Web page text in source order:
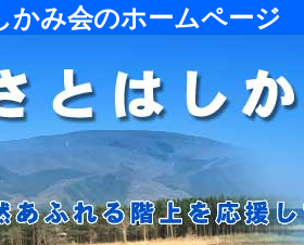
かみ会のホームページ